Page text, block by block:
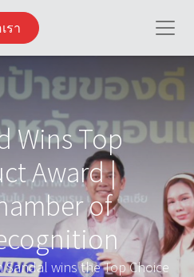
รา
Wins Top
Award |
of
Sandal wins the Top Choice